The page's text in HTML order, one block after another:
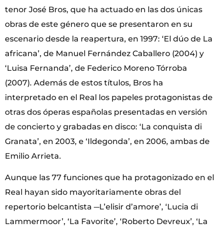
tenor José Bros, que ha actuado en las dos únicas
obras de este género que se presentaron en su
escenario desde la reapertura, en 1997: ‘El dúo de La
africana’, de Manuel Fernández Caballero (2004) y
‘Luisa Fernanda’, de Federico Moreno Tórroba
(2007). Además de estos títulos, Bros ha
interpretado en el Real los papeles protagonistas de
otras dos óperas españolas presentadas en versión
de concierto y grabadas en disco: ‘La conquista di
Granata’, en 2003, e ‘Ildegonda’, en 2006, ambas de
Emilio Arrieta.
Aunque las 77 funciones que ha protagonizado en el
Real hayan sido mayoritariamente obras del
repertorio belcantista ─L’elisir d’amore’, ‘Lucia di
Lammermoor’, ‘La Favorite’, ‘Roberto Devreux’, ‘La